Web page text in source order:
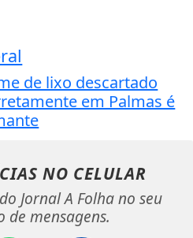
de lixo descartado
em Palmas é
NO CELULAR
Jornal A Folha no seu
de mensagens.